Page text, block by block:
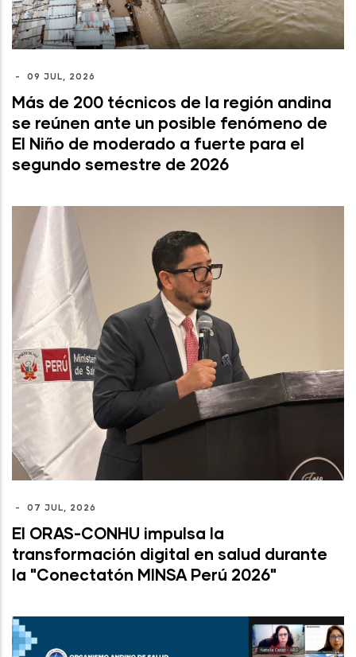
- 09 JUL, 2026
Más de 200 técnicos de la región andina
se reúnen ante un posible fenómeno de
El Niño de moderado a fuerte para el
segundo semestre de 2026
- 07 JUL, 2026
El ORAS-CONHU impulsa la
transformación digital en salud durante
la "Conectatón MINSA Perú 2026"